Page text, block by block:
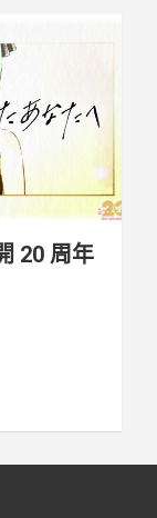
20 周年